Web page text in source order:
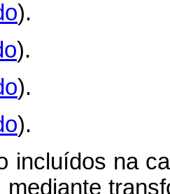
).
).
).
).
na
mediante